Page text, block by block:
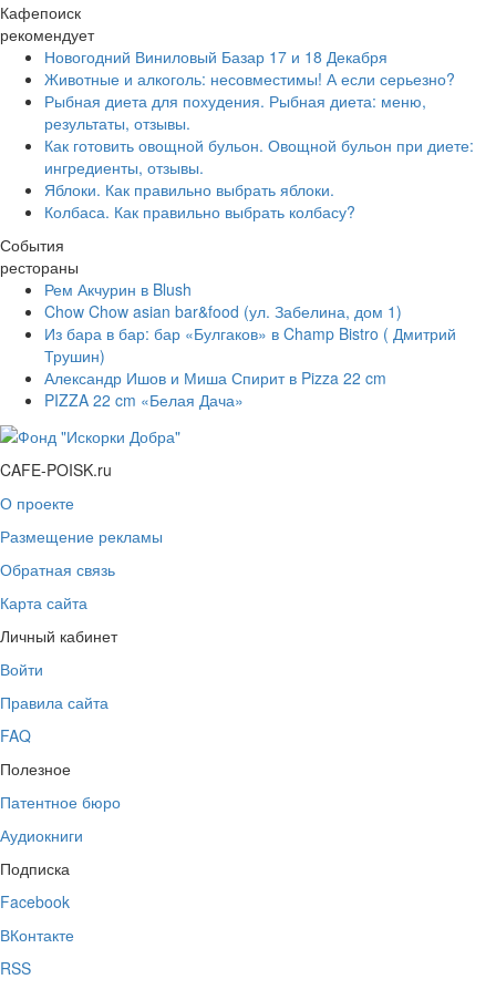
Кафепоиск
рекомендует
Новогодний Виниловый Базар 17 и 18 Декабря
Животные и алкоголь: несовместимы! А если серьезно?
Рыбная диета для похудения. Рыбная диета: меню,
результаты, отзывы.
Как готовить овощной бульон. Овощной бульон при диете:
ингредиенты, отзывы.
Яблоки. Как правильно выбрать яблоки.
Колбаса. Как правильно выбрать колбасу?
События
рестораны
Рем Акчурин в Blush
Chow Chow asian bar&food (ул. Забелина, дом 1)
Из бара в бар: бар «Булгаков» в Champ Bistro ( Дмитрий
Трушин)
Александр Ишов и Миша Спирит в Pizza 22 cm
PIZZA 22 cm «Белая Дача»
CAFE-POISK.ru
О проекте
Размещение рекламы
Обратная связь
Карта сайта
Личный кабинет
Войти
Правила сайта
FAQ
Полезное
Патентное бюро
Аудиокниги
Подписка
Facebook
ВКонтакте
RSS